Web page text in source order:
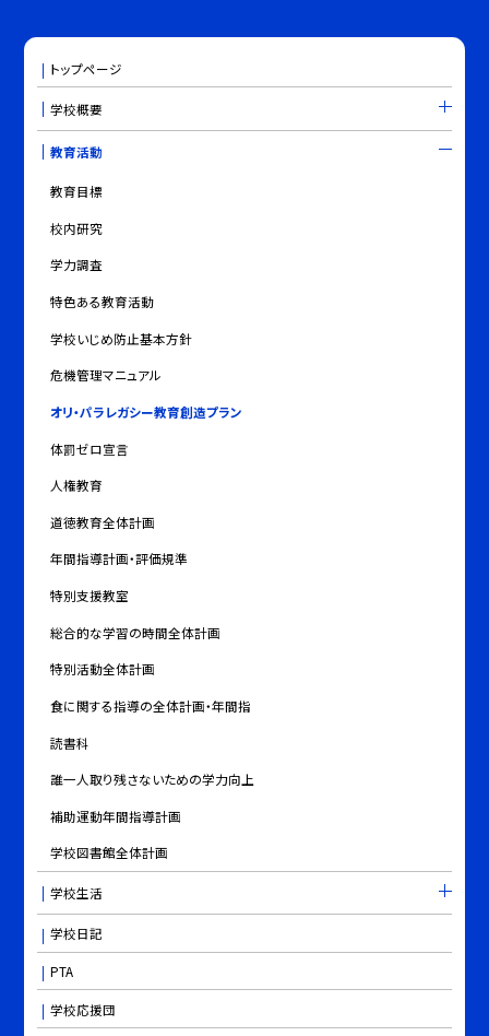
トップページ
学校概要
教育活動
教育目標
校内研究
学力調査
特色ある教育活動
学校いじめ防止基本方針
危機管理マニュアル
オリ・パラレガシー教育創造プラン
体罰ゼロ宣言
人権教育
道徳教育全体計画
年間指導計画・評価規準
特別支援教室
総合的な学習の時間全体計画
特別活動全体計画
食に関する指導の全体計画・年間指
読書科
誰一人取り残さないための学力向上
補助運動年間指導計画
学校図書館全体計画
学校生活
学校日記
PTA
学校応援団